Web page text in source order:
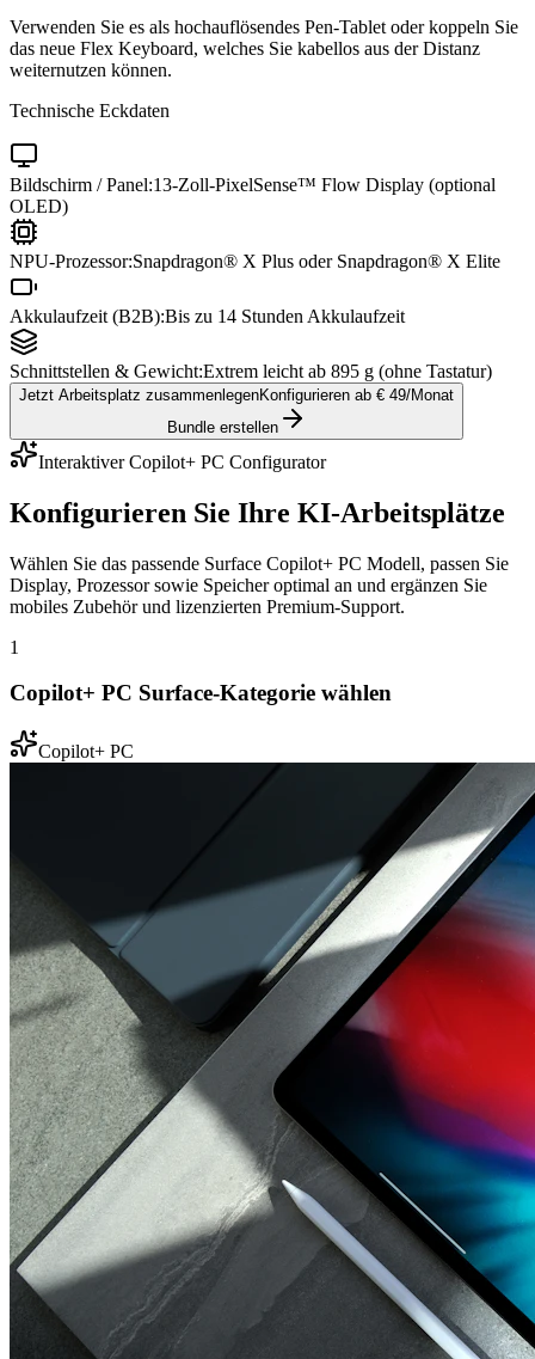
Verwenden Sie es als hochauflösendes Pen-Tablet oder koppeln Sie
das neue Flex Keyboard, welches Sie kabellos aus der Distanz
weiternutzen können.
Technische Eckdaten
Bildschirm / Panel:13-Zoll-PixelSense™ Flow Display (optional
OLED)
NPU-Prozessor:Snapdragon® X Plus oder Snapdragon® X Elite
Akkulaufzeit (B2B):Bis zu 14 Stunden Akkulaufzeit
Schnittstellen & Gewicht:Extrem leicht ab 895 g (ohne Tastatur)
Jetzt Arbeitsplatz zusammenlegenKonfigurieren ab € 49/Monat
Bundle erstellen
Interaktiver Copilot+ PC Configurator
Konfigurieren Sie Ihre KI-Arbeitsplätze
Wählen Sie das passende Surface Copilot+ PC Modell, passen Sie
Display, Prozessor sowie Speicher optimal an und ergänzen Sie
mobiles Zubehör und lizenzierten Premium-Support.
1
Copilot+ PC Surface-Kategorie wählen
Copilot+ PC